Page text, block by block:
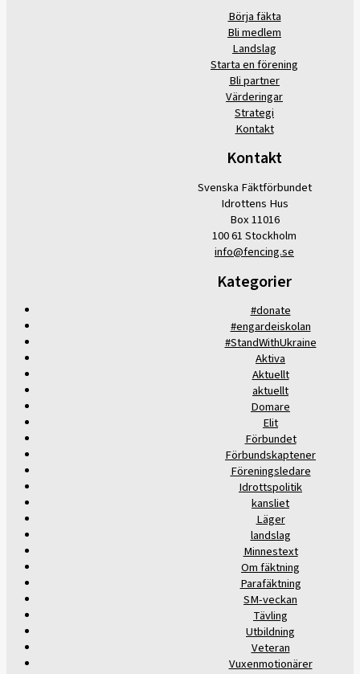
Börja fäkta
Bli medlem
Landslag
Starta en förening
Bli partner
Värderingar
Strategi
Kontakt
Kontakt
Svenska Fäktförbundet
Idrottens Hus
Box 11016
100 61 Stockholm
info@fencing.se
Kategorier
#donate
#engardeiskolan
#StandWithUkraine
Aktiva
Aktuellt
aktuellt
Domare
Elit
Förbundet
Förbundskaptener
Föreningsledare
Idrottspolitik
kansliet
Läger
landslag
Minnestext
Om fäktning
Parafäktning
SM-veckan
Tävling
Utbildning
Veteran
Vuxenmotionärer